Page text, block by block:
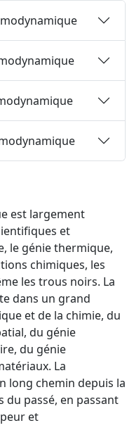
est largement
et
le génie thermique,
chimiques, les
les trous noirs. La
dans un grand
et de la chimie, du
du génie
du génie
La
long chemin depuis la
du passé, en passant
et